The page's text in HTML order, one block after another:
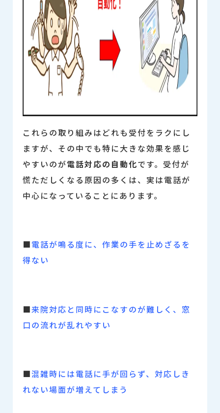
これらの取り組みはどれも受付をラクにし
ますが、その中でも特に大きな効果を感じ
やすいのが電話対応の自動化です。 受付が
慌ただしくなる原因の多くは、実は電話が
中心になっていることにあります。
■電話が鳴る度に、作業の手を止めざるを
得ない
■来院対応と同時にこなすのが難しく、窓
口の流れが乱れやすい
■混雑時には電話に手が回らず、対応しき
れない場面が増えてしまう